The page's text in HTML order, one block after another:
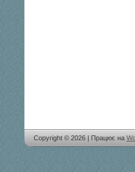
Copyright © 2026 | Працює на